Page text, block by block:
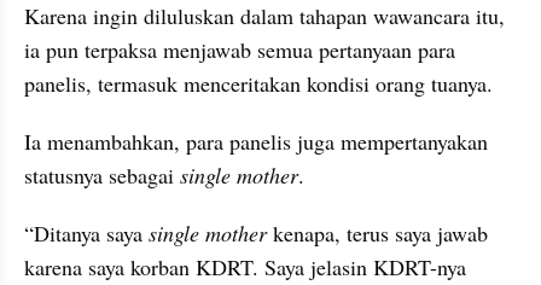
Karena ingin diluluskan dalam tahapan wawancara itu,
ia pun terpaksa menjawab semua pertanyaan para
panelis, termasuk menceritakan kondisi orang tuanya.
Ia menambahkan, para panelis juga mempertanyakan
statusnya sebagai single mother.
“Ditanya saya single mother kenapa, terus saya jawab
karena saya korban KDRT. Saya jelasin KDRT-nya